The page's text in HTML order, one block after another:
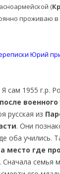
(
проживаю в
Юрий
сам 1955 г.р.
после
русская из
. Они
оба учились.
а место где
. Сначала семья